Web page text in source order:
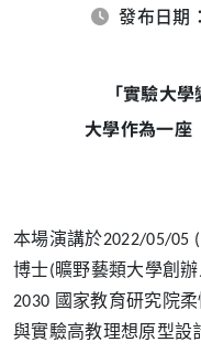
發布日期
「實驗大
大學作為一座
本場演講於2022/05/05
博士(曠野藝類大學創
2030 國家教育研究院
與實驗高教理想原型設